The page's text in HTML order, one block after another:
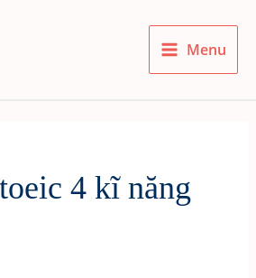
Main
Menu
4 kĩ năng